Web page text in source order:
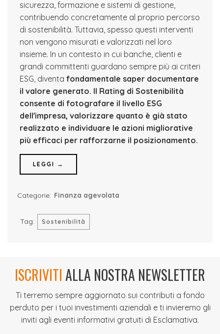
sicurezza, formazione e sistemi di gestione,
contribuendo concretamente al proprio percorso
di sostenibilità. Tuttavia, spesso questi interventi
non vengono misurati e valorizzati nel loro
insieme. In un contesto in cui banche, clienti e
grandi committenti guardano sempre più ai criteri
ESG, diventa fondamentale saper documentare
il valore generato. Il Rating di Sostenibilità
consente di fotografare il livello ESG
dell'impresa, valorizzare quanto è già stato
realizzato e individuare le azioni migliorative
più efficaci per rafforzarne il posizionamento.
LEGGI →
Categorie: Finanza agevolata
Tag: Sostenibilità
ISCRIVITIALLA NOSTRA NEWSLETTER
Ti terremo sempre aggiornato sui contributi a fondo
perduto per i tuoi investimenti aziendali e ti invieremo gli
inviti agli eventi informativi gratuiti di Esclamativa.